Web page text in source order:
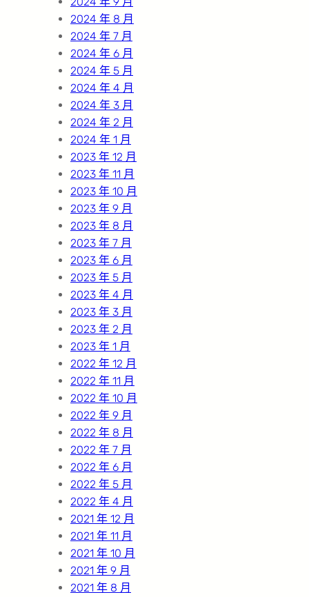
2024 年 8 月
2024 年 7 月
2024 年 6 月
2024 年 5 月
2024 年 4 月
2024 年 3 月
2024 年 2 月
2024 年 1 月
2023 年 12 月
2023 年 11 月
2023 年 10 月
2023 年 9 月
2023 年 8 月
2023 年 7 月
2023 年 6 月
2023 年 5 月
2023 年 4 月
2023 年 3 月
2023 年 2 月
2023 年 1 月
2022 年 12 月
2022 年 11 月
2022 年 10 月
2022 年 9 月
2022 年 8 月
2022 年 7 月
2022 年 6 月
2022 年 5 月
2022 年 4 月
2021 年 12 月
2021 年 11 月
2021 年 10 月
2021 年 9 月
2021 年 8 月